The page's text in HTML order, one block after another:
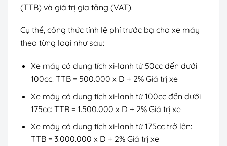
(TTB) và giá trị gia tăng (VAT).
Cụ thể, công thức tính lệ phí trước bạ cho xe máy
theo từng loại như sau:
Xe máy có dung tích xi-lanh từ 50cc đến dưới
100cc: TTB = 500.000 x D + 2% Giá trị xe
Xe máy có dung tích xi-lanh từ 100cc đến dưới
175cc: TTB = 1.500.000 x D + 2% Giá trị xe
Xe máy có dung tích xi-lanh từ 175cc trở lên:
TTB = 3.000.000 x D + 2% Giá trị xe